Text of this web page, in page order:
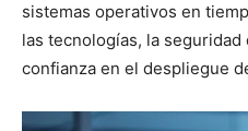
sistemas operativos en
las tecnologías, la seguridad
confianza en el despliegue